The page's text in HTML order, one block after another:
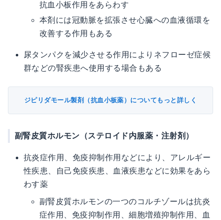
抗血小板作用をあらわす
本剤には冠動脈を拡張させ心臓への血液循環を
改善する作用もある
尿タンパクを減少させる作用によりネフローゼ症候
群などの腎疾患へ使用する場合もある
ジピリダモール製剤（抗血小板薬）についてもっと詳しく
副腎皮質ホルモン（ステロイド内服薬・注射剤）
抗炎症作用、免疫抑制作用などにより、アレルギー
性疾患、自己免疫疾患、血液疾患などに効果をあら
わす薬
副腎皮質ホルモンの一つのコルチゾールは抗炎
症作用、免疫抑制作用、細胞増殖抑制作用、血